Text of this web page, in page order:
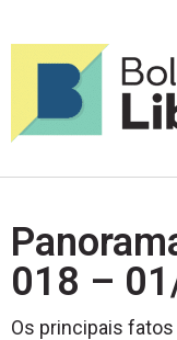
018 –
Os principais